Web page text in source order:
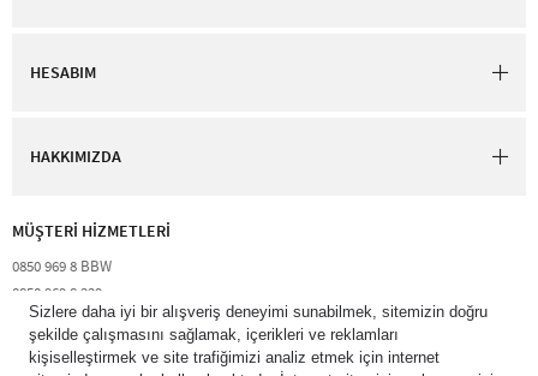
HESABIM
HAKKIMIZDA
MÜŞTERİ HİZMETLERİ​
0850 969 8 BBW​
0850 969 8 229​​
destek@bathandbodyworks.com.tr
Resmi tatiller hariç hafta içi 09:00 – 18:00 saatleri arası​